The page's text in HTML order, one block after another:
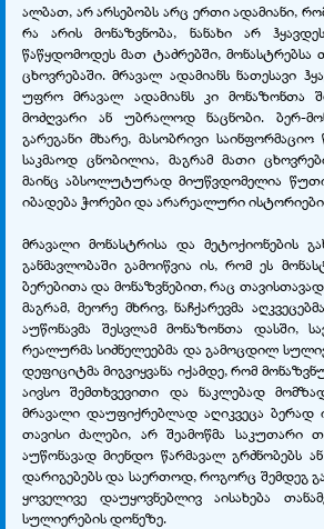
ალბათ, არ არსებობს არც ერთი ადამიანი,
რა არის მონაზვნობა, ნანახი არ
წაწყდომოდეს მათ ტაძრებში,
ცხოვრებაში. მრავალ ადამიანს ნათესავი
უფრო მრავალ ადამიანს კი მონაზონთა
მოძღვარი ან უბრალოდ ნაცნობი. ბერ-
გარეგანი მხარე, მასობრივი
საკმაოდ ცნობილია, მაგრამ მათი
მაინც აბსოლუტურად მიუწვდომელია
იბადება ჭორები და არარეალური
მრავალი მონასტრისა და მეტოქიონების
განმავლობაში გამოიწვია ის, რომ ეს
ბერებითა და მონაზვნებით, რაც
მაგრამ, მეორე მხრივ, ნაჩქარევმა
აუწონავმა შესვლამ მონაზონთა დასში,
რეალურმა სიძნელეებმა და გამოცდილ
დეფიციტმა მიგვიყვანა იქამდე, რომ
აივსო შემთხვევითი და ნაკლებად
მრავალი დაუფიქრებლად აღიკვეცა ბერად
თავისი ძალები, არ შეამოწმა საკუთარი
აუწონავად მიენდო წარმავალ გრძნობებს
დარიგებებს და საერთოდ, როგორც შემდეგ
ყოველივე დაუყოვნებლივ აისახება
სულიერების დონეზე.